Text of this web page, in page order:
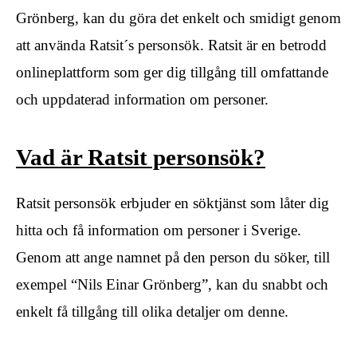
Grönberg, kan du göra det enkelt och smidigt genom
att använda Ratsit´s personsök. Ratsit är en betrodd
onlineplattform som ger dig tillgång till omfattande
och uppdaterad information om personer.
Vad är Ratsit personsök?
Ratsit personsök erbjuder en söktjänst som låter dig
hitta och få information om personer i Sverige.
Genom att ange namnet på den person du söker, till
exempel “Nils Einar Grönberg”, kan du snabbt och
enkelt få tillgång till olika detaljer om denne.